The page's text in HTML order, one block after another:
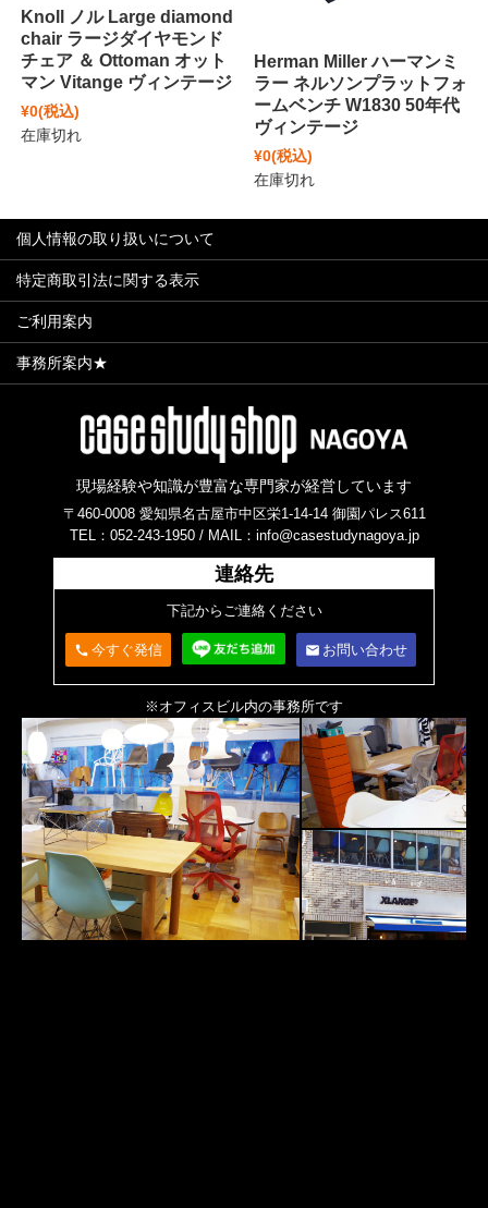
Knoll ノル Large diamond
chair ラージダイヤモンド
チェア ＆ Ottoman オット
マン Vitange ヴィンテージ
¥0(税込)
在庫切れ
Herman Miller ハーマンミ
ラー ネルソンプラットフォ
ームベンチ W1830 50年代
ヴィンテージ
¥0(税込)
在庫切れ
個人情報の取り扱いについて
特定商取引法に関する表示
ご利用案内
事務所案内★
現場経験や知識が豊富な専門家が経営しています
〒460-0008 愛知県名古屋市中区栄1-14-14 御園パレス611
TEL：052-243-1950 / MAIL：info@casestudynagoya.jp
連絡先
下記からご連絡ください
call 今すぐ発信 email お問い合わせ
※オフィスビル内の事務所です